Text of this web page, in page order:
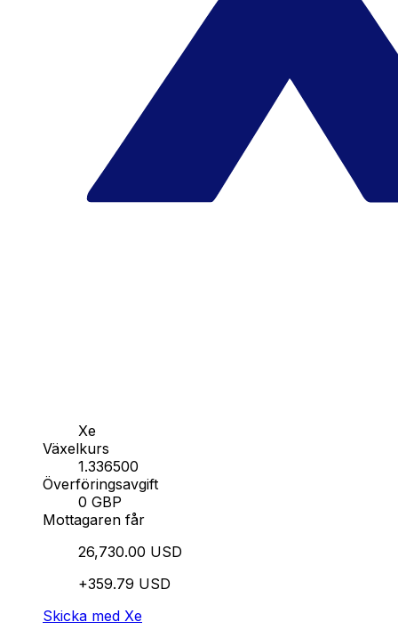
Xe
Växelkurs
1.336500
Överföringsavgift
0 GBP
Mottagaren får
26,730.00 USD
+359.79 USD
Skicka med Xe